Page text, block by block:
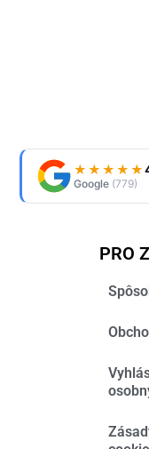
★★★★★
Google (779)
PRO